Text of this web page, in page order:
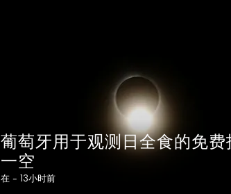
葡萄牙用于观测日全食的免费
一空
在 - 13小时前